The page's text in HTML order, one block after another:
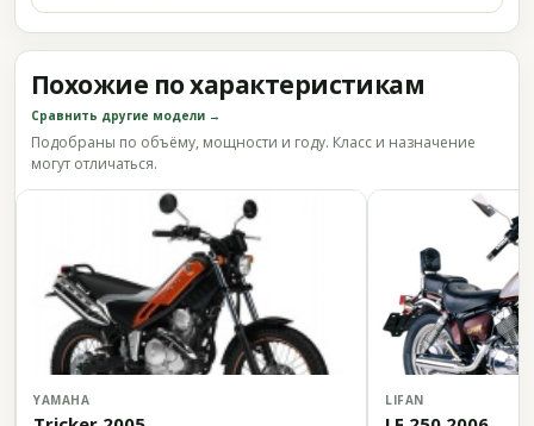
Похожие по характеристикам
Сравнить другие модели →
Подобраны по объёму, мощности и году. Класс и назначение
могут отличаться.
YAMAHA LIFAN